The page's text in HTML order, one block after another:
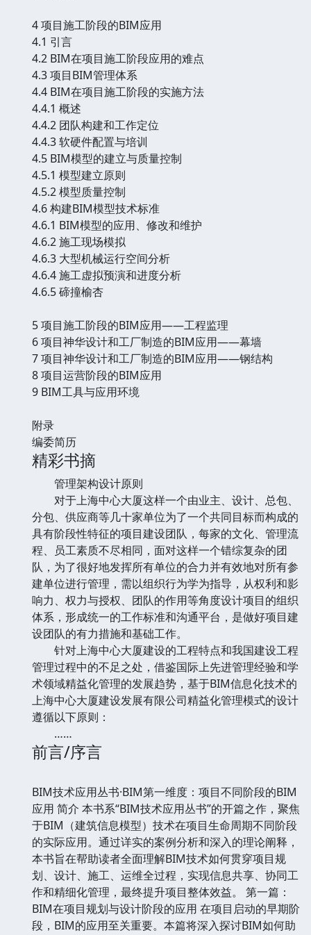
4 项目施工阶段的BIM应用
4.1 引言
4.2 BIM在项目施工阶段应用的难点
4.3 项目BIM管理体系
4.4 BIM在项目施工阶段的实施方法
4.4.1 概述
4.4.2 团队构建和工作定位
4.4.3 软硬件配置与培训
4.5 BIM模型的建立与质量控制
4.5.1 模型建立原则
4.5.2 模型质量控制
4.6 构建BIM模型技术标准
4.6.1 BIM模型的应用、修改和维护
4.6.2 施工现场模拟
4.6.3 大型机械运行空间分析
4.6.4 施工虚拟预演和进度分析
4.6.5 碲撞榆杏
5 项目施工阶段的BIM应用——工程监理
6 项目神华设计和工厂制造的BIM应用——幕墙
7 项目神华设计和工厂制造的BIM应用——钢结构
8 项目运营阶段的BIM应用
9 BIM工具与应用环境
附录
编委简历
精彩书摘
管理架构设计原则
对于上海中心大厦这样一个由业主、设计、总包、
分包、供应商等几十家单位为了一个共同目标而构成的
具有阶段性特征的项目建设团队，每家的文化、管理流
程、员工素质不尽相同，面对这样一个错综复杂的团
队，为了很好地发挥所有单位的合力并有效地对所有参
建单位进行管理，需以组织行为学为指导，从权利和影
响力、权力与授权、团队的作用等角度设计项目的组织
体系，形成统一的工作标准和沟通平台，是做好项目建
设团队的有力措施和基础工作。
针对上海中心大厦建设的工程特点和我国建设工程
管理过程中的不足之处，借鉴国际上先进管理经验和学
术领域精益化管理的发展趋势，基于BIM信息化技术的
上海中心大厦建设发展有限公司精益化管理模式的设计
遵循以下原则：
……
前言/序言
BIM技术应用丛书·BIM第一维度：项目不同阶段的BIM
应用 简介 本书系“BIM技术应用丛书”的开篇之作，聚焦
于BIM（建筑信息模型）技术在项目生命周期不同阶段
的实际应用。通过详实的案例分析和深入的理论阐释，
本书旨在帮助读者全面理解BIM技术如何贯穿项目规
划、设计、施工、运维全过程，实现信息共享、协同工
作和精细化管理，最终提升项目整体效益。 第一篇：
BIM在项目规划与设计阶段的应用 在项目启动的早期阶
段，BIM的应用至关重要。本篇将深入探讨BIM如何助